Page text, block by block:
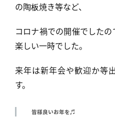
の陶板焼き等など、
コロナ禍での開催でした
楽しい一時でした。
来年は新年会や歓迎か等
す。
皆様良いお年を♬